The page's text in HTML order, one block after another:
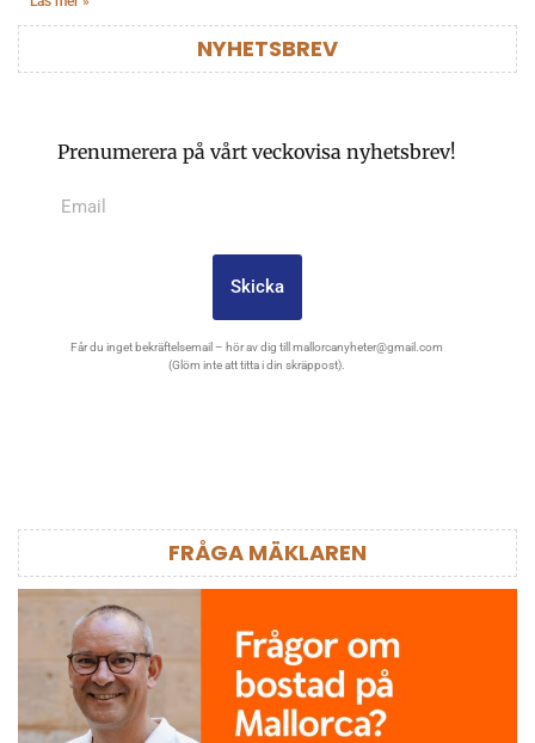
NYHETSBREV
Prenumerera på vårt veckovisa nyhetsbrev!
Skicka
Får du inget bekräftelsemail – hör av dig till mallorcanyheter@gmail.com
(Glöm inte att titta i din skräppost).
FRÅGA MÄKLAREN